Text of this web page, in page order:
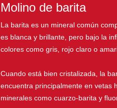
Molino de barita
La barita es un mineral común
es blanca y brillante, pero bajo la
colores como gris, rojo claro o
Cuando está bien cristalizada, la
encuentra principalmente en vetas
minerales como cuarzo-barita y